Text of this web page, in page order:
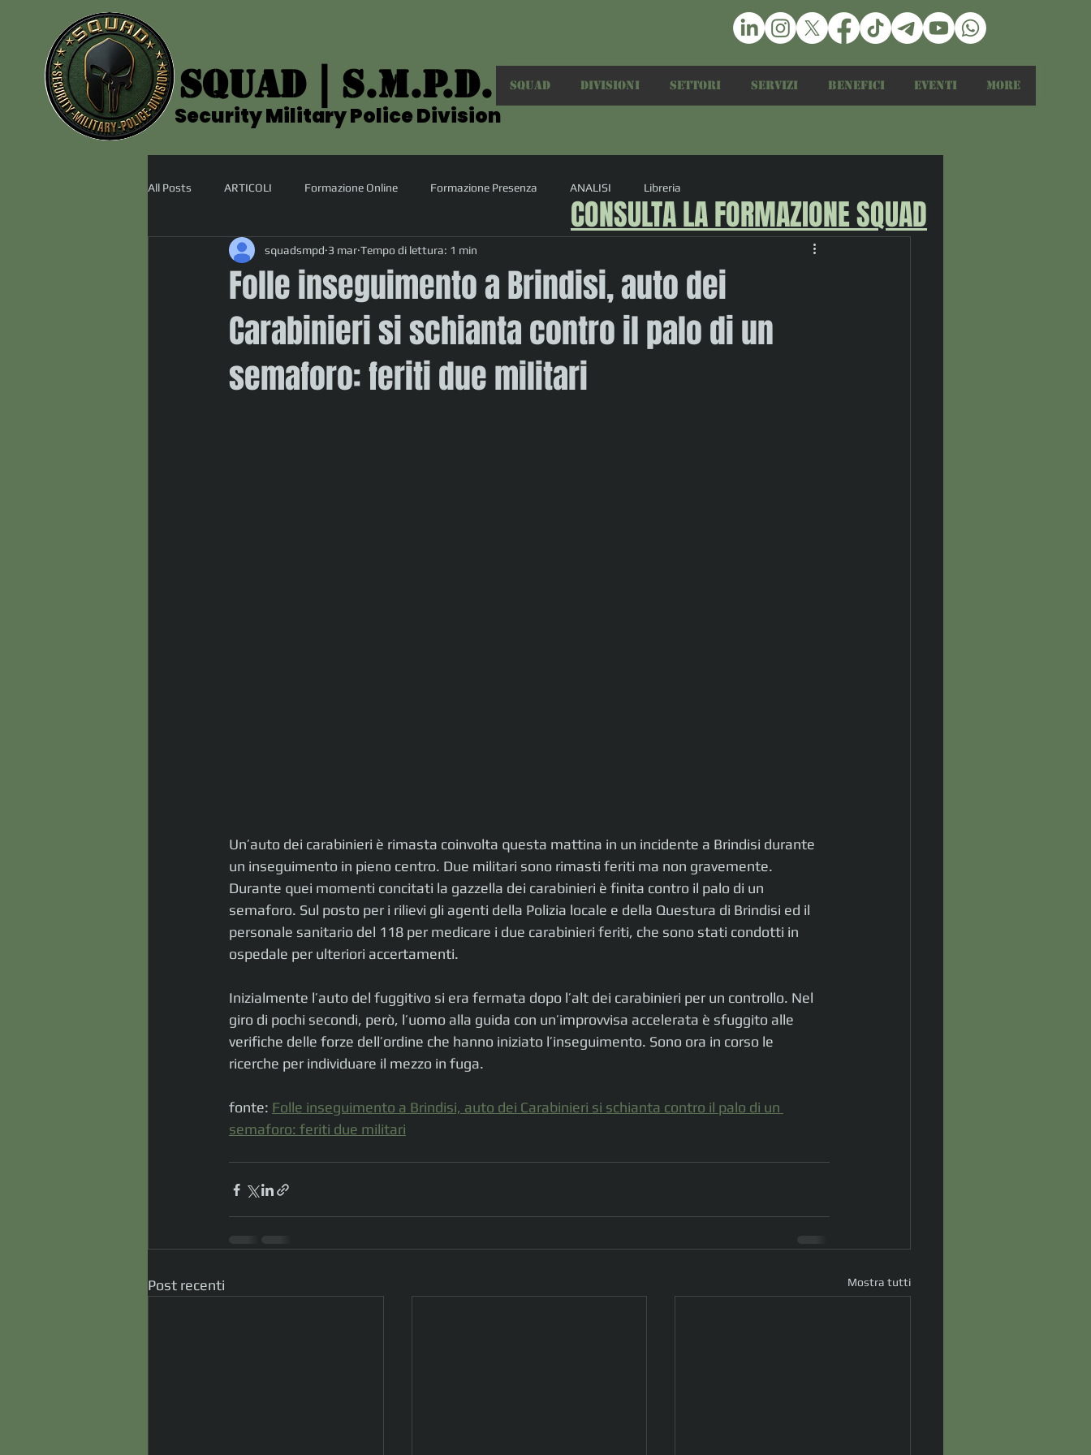
SQUAD | S.M.P.D.
SQUAD | S.M.P.D.
Security Military Police Division
Security Military Police Division
SQUAD DIVISIONI SETTORI Servizi Benefici Eventi More
All Posts ARTICOLI Formazione Online Formazione Presenza ANALISI Libreria
Folle inseguimento a Brindisi, auto dei
Carabinieri si schianta contro il palo di un
semaforo: feriti due militari
squadsmpd 3 mar Tempo di lettura: 1 min
Un’auto dei carabinieri è rimasta coinvolta questa mattina in un incidente a Brindisi durante
un inseguimento in pieno centro. Due militari sono rimasti feriti ma non gravemente.
Durante quei momenti concitati la gazzella dei carabinieri è finita contro il palo di un
semaforo. Sul posto per i rilievi gli agenti della Polizia locale e della Questura di Brindisi ed il
personale sanitario del 118 per medicare i due carabinieri feriti, che sono stati condotti in
ospedale per ulteriori accertamenti.
Inizialmente l’auto del fuggitivo si era fermata dopo l’alt dei carabinieri per un controllo. Nel
giro di pochi secondi, però, l’uomo alla guida con un’improvvisa accelerata è sfuggito alle
verifiche delle forze dell’ordine che hanno iniziato l’inseguimento. Sono ora in corso le
ricerche per individuare il mezzo in fuga.
fonte: Folle inseguimento a Brindisi, auto dei Carabinieri si schianta contro il palo di un
semaforo: feriti due militari
Post recenti Mostra tutti
CONSULTA LA FORMAZIONE SQUAD